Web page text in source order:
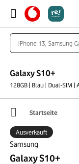
Galaxy S10+
Startseite
Samsung
Galaxy S10+
Ausverkauft